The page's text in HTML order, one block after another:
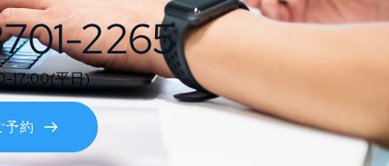
2265
17:00(平日)
予約